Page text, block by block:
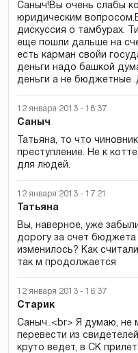
Саныч!Вы очень слабы
юридическим
дискуссия о тамбурах.
еще пошли дальше на
есть карман свойи
деньги надо башкой
деньги а не
12 января 2013 - 18:37
Саныч
Татьяна, то что
преступление. Не к
для людей.
12 января 2013 - 17:21
Татьяна
Вы, наверное, уже
дорогу за счет
изменилось? Как
так м продолжается
12 января 2013 - 16:37
Старик
Саныч..<br> Я думаю, не
перевести из
круто ведет, в СК